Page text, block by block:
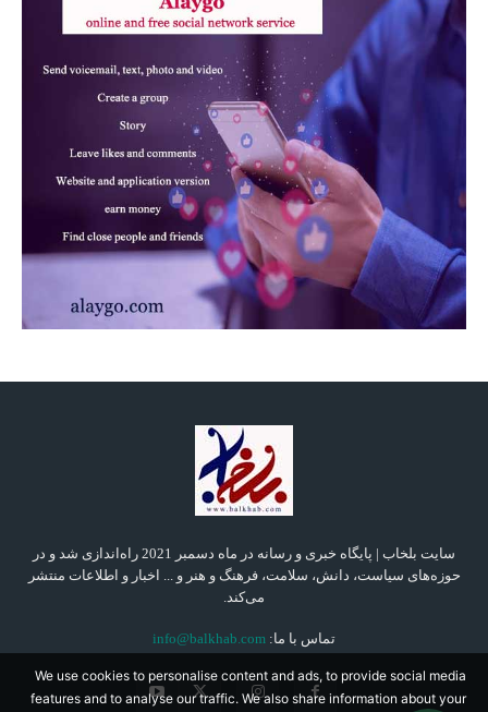
سایت بلخاب | پایگاه خبری و رسانه در ماه دسمبر 2021 راه‌اندازی شد و در
حوزه‌های سیاست، دانش، سلامت، فرهنگ و هنر و ... اخبار و اطلاعات منتشر
می‌کند.
تماس با ما: info@balkhab.com
We use cookies to personalise content and ads, to provide social media
features and to analyse our traffic. We also share information about your